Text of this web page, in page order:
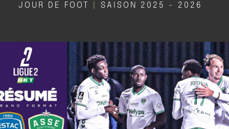
JOUR DE FOOT SAISON 2025 - 2026